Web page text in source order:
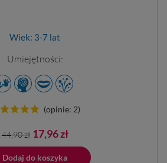
Wiek: 3-7 lat
Umiejętności:
(opinie: 2)
Cena
podstawowa
44,90 zł Cena
17,96 zł
Dodaj do koszyka